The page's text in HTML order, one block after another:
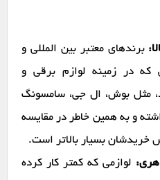
برندهای معتبر بین المللی و
که در زمینه لوازم برقی و
مثل بوش، ال جی، سامسونگ
و به همین خاطر در مقایسه
خریدشان بسیار بالاتر است.
لوازمی که کمتر کار کرده